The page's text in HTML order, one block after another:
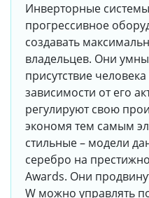
Инверторные системы
прогрессивное
создавать
владельцев. Они
присутствие
зависимости от его
регулируют свою
экономя тем самым
стильные – модели
серебро на
Awards. Они
W можно управлять